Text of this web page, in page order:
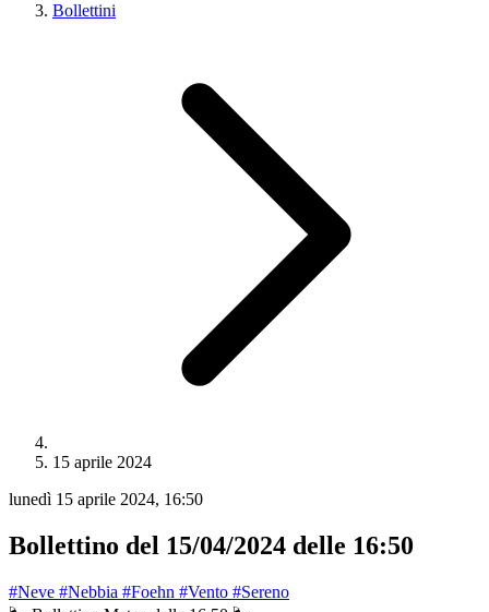
Bollettini
15 aprile 2024
lunedì 15 aprile 2024, 16:50
Bollettino del 15/04/2024 delle 16:50
#Neve #Nebbia #Foehn #Vento #Sereno